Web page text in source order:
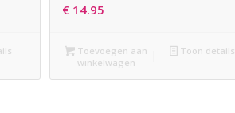
€14.95
Toevoegen aan
winkelwagen
Toon details